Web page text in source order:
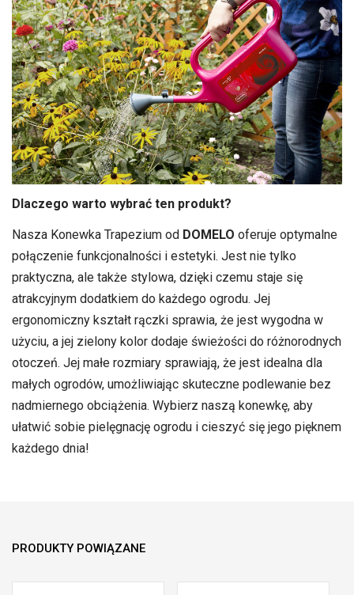
Dlaczego warto wybrać ten produkt?
Nasza Konewka Trapezium od DOMELO oferuje optymalne
połączenie funkcjonalności i estetyki. Jest nie tylko
praktyczna, ale także stylowa, dzięki czemu staje się
atrakcyjnym dodatkiem do każdego ogrodu. Jej
ergonomiczny kształt rączki sprawia, że jest wygodna w
użyciu, a jej zielony kolor dodaje świeżości do różnorodnych
otoczeń. Jej małe rozmiary sprawiają, że jest idealna dla
małych ogrodów, umożliwiając skuteczne podlewanie bez
nadmiernego obciążenia. Wybierz naszą konewkę, aby
ułatwić sobie pielęgnację ogrodu i cieszyć się jego pięknem
każdego dnia!
PRODUKTY POWIĄZANE